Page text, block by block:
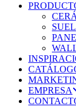
EMPRESA